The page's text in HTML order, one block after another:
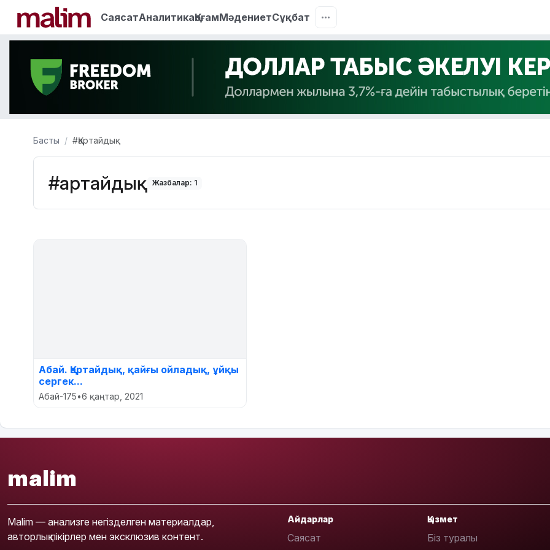
СаясатАналитикаҚоғамМәдениетСұқбат
Басты #Қартайдық
#Қартайдық Жазбалар: 1
Абай. Қартайдық, қайғы ойладық, ұйқы
сергек...
Абай-175•6 қаңтар, 2021
malim
Malim — анализге негізделген материалдар,
авторлық пікірлер мен эксклюзив контент.
Айдарлар
Саясат
Қызмет
Біз туралы